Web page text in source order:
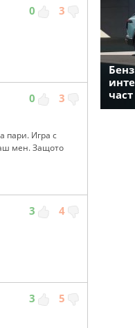
0 3
0 3
пари. Игра с
мен. Защото
3 4
3 5
част